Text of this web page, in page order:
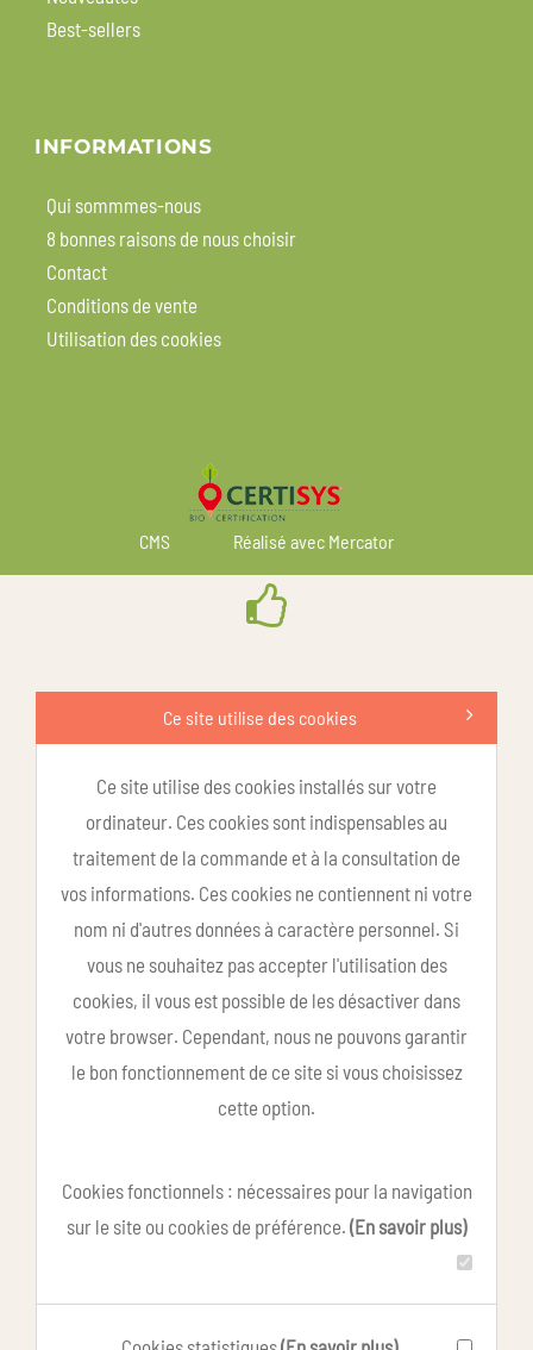
Best-sellers
INFORMATIONS
Qui sommmes-nous
8 bonnes raisons de nous choisir
Contact
Conditions de vente
Utilisation des cookies
CMS Réalisé avec Mercator
Ce site utilise des cookies
Ce site utilise des cookies installés sur votre
ordinateur. Ces cookies sont indispensables au
traitement de la commande et à la consultation de
vos informations. Ces cookies ne contiennent ni votre
nom ni d'autres données à caractère personnel. Si
vous ne souhaitez pas accepter l'utilisation des
cookies, il vous est possible de les désactiver dans
votre browser. Cependant, nous ne pouvons garantir
le bon fonctionnement de ce site si vous choisissez
cette option.
Cookies fonctionnels : nécessaires pour la navigation
sur le site ou cookies de préférence. (En savoir plus)